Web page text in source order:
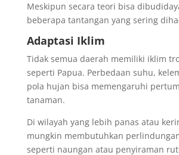
Meskipun secara teori bisa
beberapa tantangan yang sering
Adaptasi Iklim
Tidak semua daerah memiliki iklim
seperti Papua. Perbedaan suhu,
pola hujan bisa memengaruhi
tanaman.
Di wilayah yang lebih panas atau
mungkin membutuhkan
seperti naungan atau penyiraman